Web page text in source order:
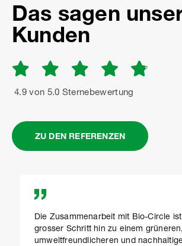
Das sagen
Kunden
4.9 von 5.0 Sternebewertung
ZU DEN REFERENZEN
Die Zusammenarbeit mit Bio-Circle
grosser Schritt hin zu einem grüneren,
umweltfreundlicheren und